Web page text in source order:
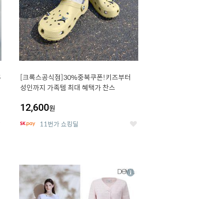
[크록스공식점]30%중복쿠폰!키즈부터
성인까지 가족템 최대 혜택가 찬스
12,600원
11번가 쇼킹딜 좋
20
상